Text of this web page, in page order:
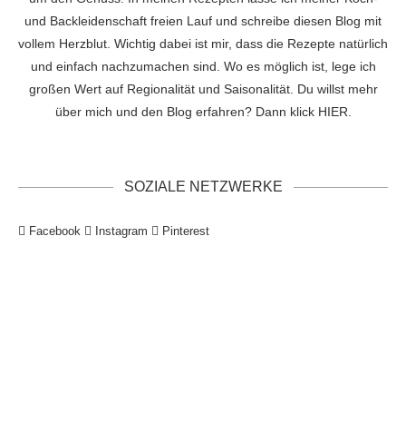
und Backleidenschaft freien Lauf und schreibe diesen Blog mit
vollem Herzblut. Wichtig dabei ist mir, dass die Rezepte natürlich
und einfach nachzumachen sind. Wo es möglich ist, lege ich
großen Wert auf Regionalität und Saisonalität. Du willst mehr
über mich und den Blog erfahren? Dann klick HIER
SOZIALE NETZWERKE
Facebook Instagram Pinterest